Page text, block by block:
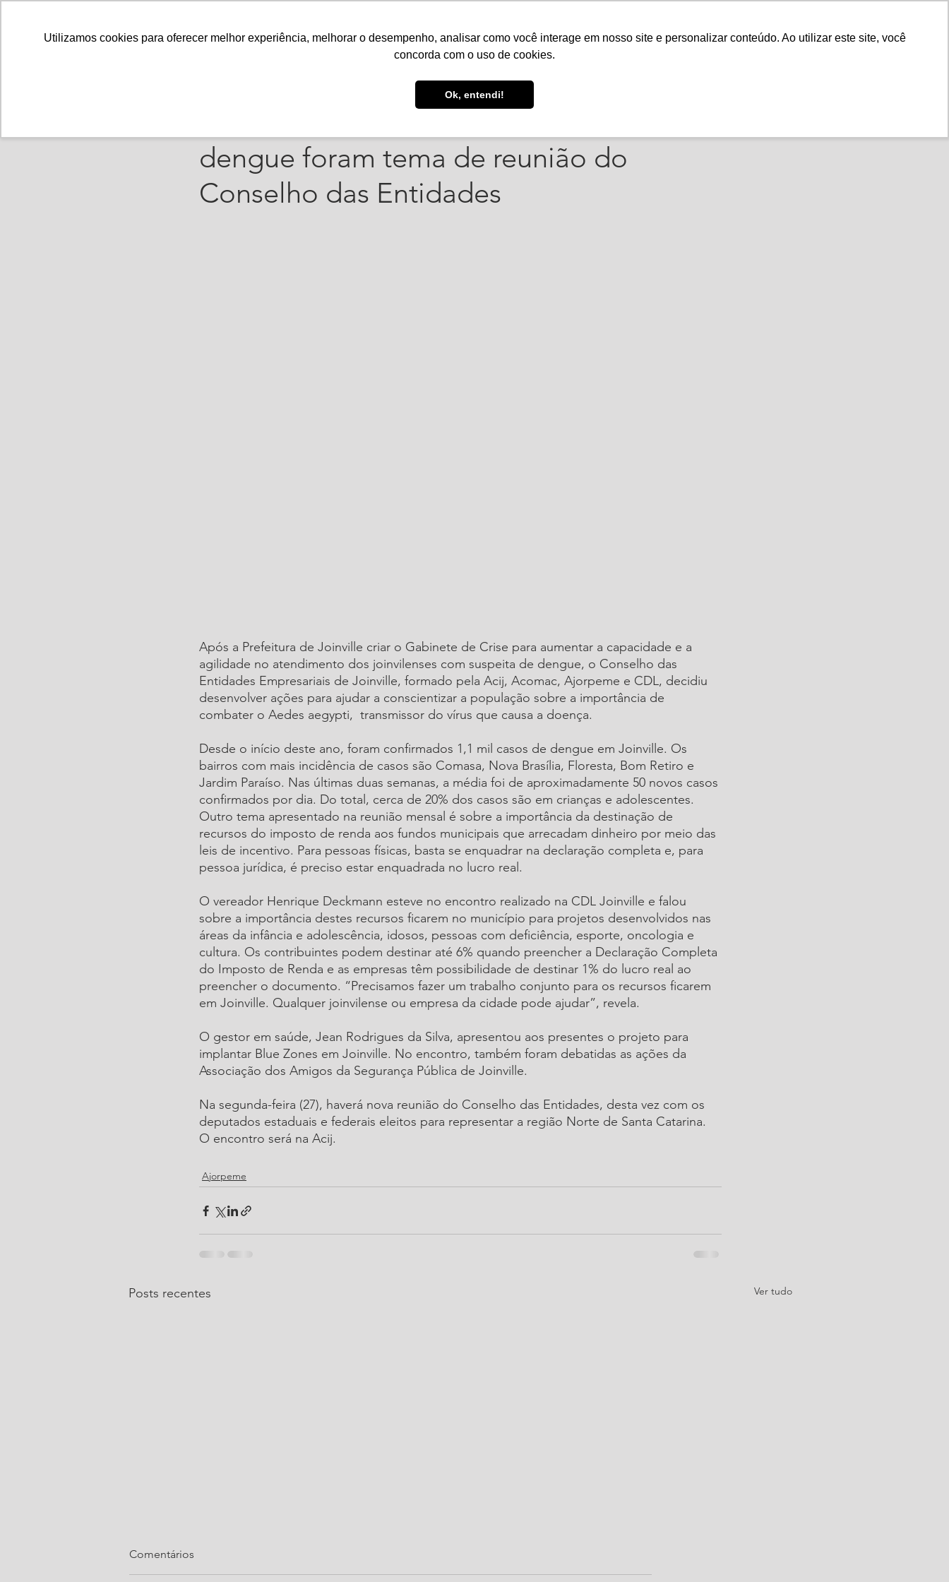
Utilizamos cookies para oferecer melhor experiência, melhorar o desempenho, analisar como você interage em nosso site e personalizar conteúdo. Ao utilizar este site, você
concorda com o uso de cookies.
Ok, entendi!
Serviços Notícias Agenda
dengue foram tema de reunião do
Conselho das Entidades
2 min de leitura
Após a Prefeitura de Joinville criar o Gabinete de Crise para aumentar a capacidade e a
agilidade no atendimento dos joinvilenses com suspeita de dengue, o Conselho das
Entidades Empresariais de Joinville, formado pela Acij, Acomac, Ajorpeme e CDL, decidiu
desenvolver ações para ajudar a conscientizar a população sobre a importância de
combater o Aedes aegypti,  transmissor do vírus que causa a doença.
Desde o início deste ano, foram confirmados 1,1 mil casos de dengue em Joinville. Os
bairros com mais incidência de casos são Comasa, Nova Brasília, Floresta, Bom Retiro e
Jardim Paraíso. Nas últimas duas semanas, a média foi de aproximadamente 50 novos casos
confirmados por dia. Do total, cerca de 20% dos casos são em crianças e adolescentes.
Outro tema apresentado na reunião mensal é sobre a importância da destinação de
recursos do imposto de renda aos fundos municipais que arrecadam dinheiro por meio das
leis de incentivo. Para pessoas físicas, basta se enquadrar na declaração completa e, para
pessoa jurídica, é preciso estar enquadrada no lucro real.
O vereador Henrique Deckmann esteve no encontro realizado na CDL Joinville e falou
sobre a importância destes recursos ficarem no município para projetos desenvolvidos nas
áreas da infância e adolescência, idosos, pessoas com deficiência, esporte, oncologia e
cultura. Os contribuintes podem destinar até 6% quando preencher a Declaração Completa
do Imposto de Renda e as empresas têm possibilidade de destinar 1% do lucro real ao
preencher o documento. “Precisamos fazer um trabalho conjunto para os recursos ficarem
em Joinville. Qualquer joinvilense ou empresa da cidade pode ajudar”, revela.
O gestor em saúde, Jean Rodrigues da Silva, apresentou aos presentes o projeto para
implantar Blue Zones em Joinville. No encontro, também foram debatidas as ações da
Associação dos Amigos da Segurança Pública de Joinville.
Na segunda-feira (27), haverá nova reunião do Conselho das Entidades, desta vez com os
deputados estaduais e federais eleitos para representar a região Norte de Santa Catarina.
O encontro será na Acij.
Ajorpeme
Posts recentes Ver tudo
Comentários